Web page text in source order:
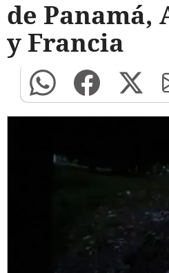
de Panamá,
y Francia